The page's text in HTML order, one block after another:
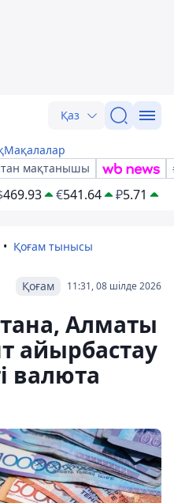
Қаз
Мақалалар
мақтанышы
469.93 €541.64 ₽5.71
Қоғам тынысы
11:31, 08 шілде 2026
Қоғам
Алматы
айырбастау
валюта